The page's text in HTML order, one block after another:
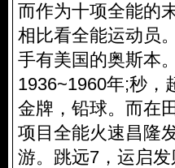
而作为十项全能的
相比看全能运动员
手有美国的奥斯本
1936~1960年;秒，
金牌，铅球。而在
项目全能火速昌隆
游。跳远7，运启